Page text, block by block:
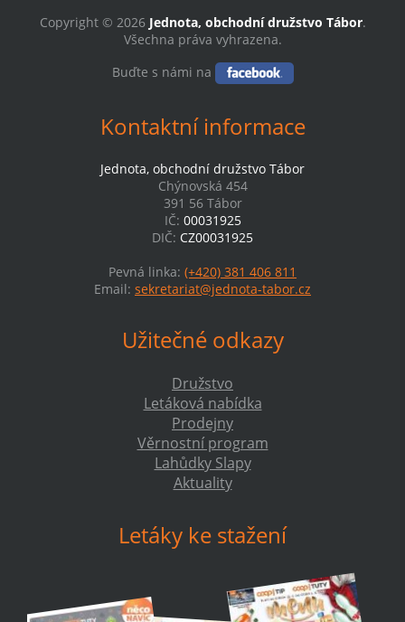
Copyright © 2026 Jednota, obchodní družstvo Tábor.
Všechna práva vyhrazena.
Buďte s námi na
Kontaktní informace
Jednota, obchodní družstvo Tábor
Chýnovská 454
391 56 Tábor
IČ: 00031925
DIČ: CZ00031925
Pevná linka: (+420) 381 406 811
Email: sekretariat@jednota-tabor.cz
Užitečné odkazy
Družstvo
Letáková nabídka
Prodejny
Věrnostní program
Lahůdky Slapy
Aktuality
Letáky ke stažení